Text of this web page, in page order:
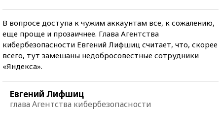
В вопросе доступа к чужим аккаунтам все, к сожалению,
еще проще и прозаичнее. Глава Агентства
кибербезопасности Евгений Лифшиц считает, что, скорее
всего, тут замешаны недобросовестные сотрудники
«Яндекса».
Евгений Лифшиц
глава Агентства кибербезопасности